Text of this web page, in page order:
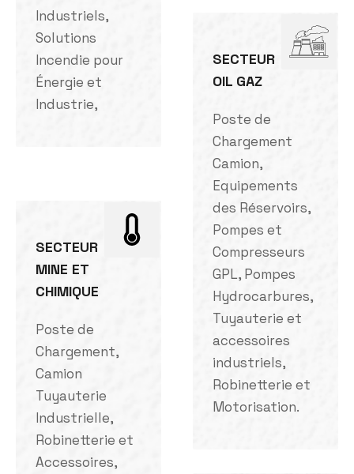
Industriels,
Solutions
Incendie pour
Énergie et
Industrie,
SECTEUR
MINE ET
CHIMIQUE
Poste de
Chargement,
Camion
Tuyauterie
Industrielle,
Robinetterie et
Accessoires,
SECTEUR
OIL GAZ
Poste de
Chargement
Camion,
Equipements
des Réservoirs,
Pompes et
Compresseurs
GPL, Pompes
Hydrocarbures,
Tuyauterie et
accessoires
industriels,
Robinetterie et
Motorisation.